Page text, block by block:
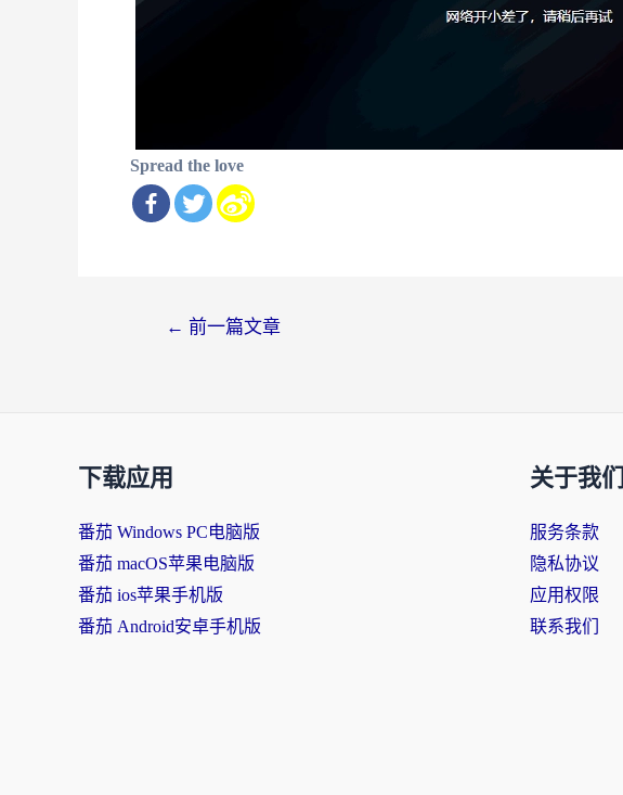
Spread the love
← 前一篇文章
下载应用
番茄 Windows PC电脑版
番茄 macOS苹果电脑版
番茄 ios苹果手机版
番茄 Android安卓手机版
关于我们
服务条款
隐私协议
应用权限
联系我们